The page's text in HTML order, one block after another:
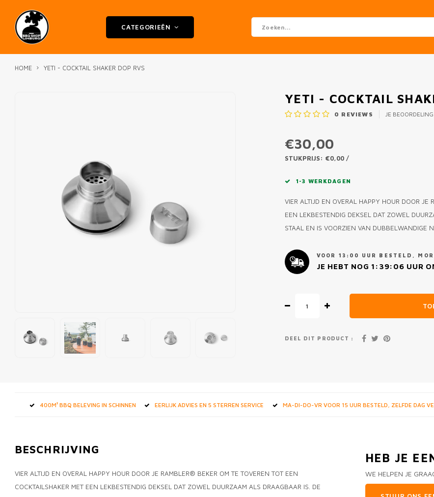
CATEGORIEËN
HOME YETI - COCKTAIL SHAKER DOP RVS
YETI - COCKTAIL
0 REVIEWS JE
€30,00
STUKPRIJS: €0,00 /
1-3 WERKDAGEN
VIER ALTIJD EN OVERAL HAPPY HOUR DOOR JE
EEN LEKBESTENDIG DEKSEL DAT ZOWEL
STAAL EN IS VOORZIEN VAN DUBBELWANDIGE
VOOR 13:00 UUR BESTELD,
JE HEBT NOG 1:39:06 UUR
DEEL DIT PRODUCT :
400M² BBQ BELEVING IN SCHINNEN EERLIJK ADVIES EN 5 STERREN SERVICE MA-DI-DO-VR VOOR 15 UUR BESTELD, ZELFDE DAG
BESCHRIJVING
VIER ALTIJD EN OVERAL HAPPY HOUR DOOR JE RAMBLER® BEKER OM TE TOVEREN TOT EEN
COCKTAILSHAKER MET EEN LEKBESTENDIG DEKSEL DAT ZOWEL DUURZAAM ALS DRAAGBAAR IS. DE
HEB JE
WE HELPEN JE